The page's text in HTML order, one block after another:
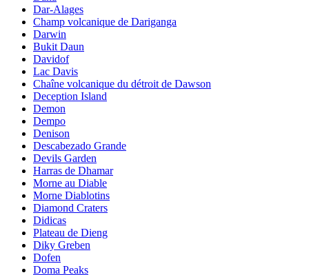
Dar-Alages
Champ volcanique de Dariganga
Darwin
Bukit Daun
Davidof
Lac Davis
Chaîne volcanique du détroit de Dawson
Deception Island
Demon
Dempo
Denison
Descabezado Grande
Devils Garden
Harras de Dhamar
Morne au Diable
Morne Diablotins
Diamond Craters
Didicas
Plateau de Dieng
Diky Greben
Dofen
Doma Peaks